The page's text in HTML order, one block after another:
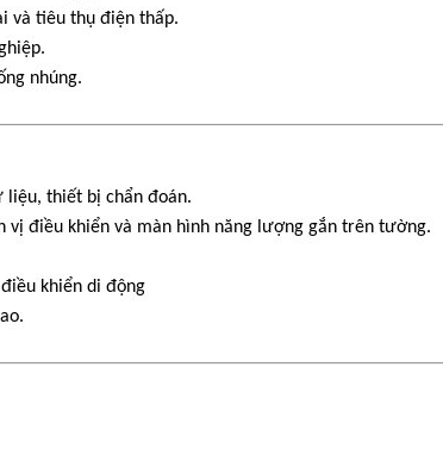
và tiêu thụ điện thấp.
nhúng.
liệu, thiết bị chẩn đoán.
vị điều khiển và màn hình năng lượng gắn trên tường.
khiển di động